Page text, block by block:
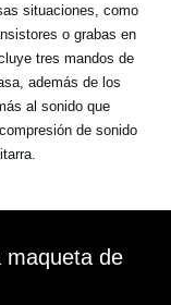
situaciones, como
o grabas en
tres mandos de
además de los
al sonido que
de sonido
maqueta de